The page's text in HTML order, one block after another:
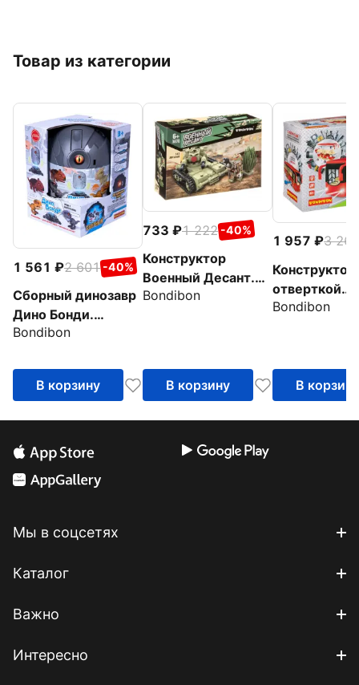
Товар из категории
1 561 2 601 -40%
Сборный динозавр
Дино Бонди.
Трицератопс, со
яйце
Bondibon
В корзину
733 1 222 -40%
Конструктор
Военный Десант.
Танк, 147 деталей
Bondibon
В корзину
1 957
3 261
Конструктор
отверткой
Автобус,
Bondibon
В корзину
Мы в соцсетях
Каталог
Важно
Интересно